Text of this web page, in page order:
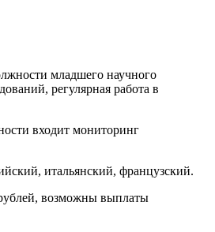
младшего научного
регулярная работа в
входит мониторинг
итальянский, французский.
возможны выплаты